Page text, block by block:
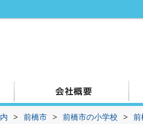
> 前橋市 > 前橋市の小学校 > 前